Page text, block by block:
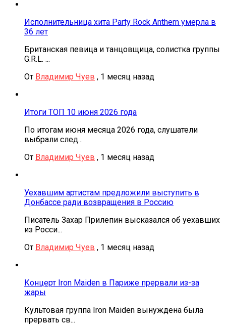
Исполнительница хита Party Rock Anthem умерла в
36 лет
Британская певица и танцовщица, солистка группы
G.R.L. ...
От Владимир Чуев , 1 месяц назад
Итоги ТОП 10 июня 2026 года
По итогам июня месяца 2026 года, слушатели
выбрали след...
От Владимир Чуев , 1 месяц назад
Уехавшим артистам предложили выступить в
Донбассе ради возвращения в Россию
Писатель Захар Прилепин высказался об уехавших
из Росси...
От Владимир Чуев , 1 месяц назад
Концерт Iron Maiden в Париже прервали из-за
жары
Культовая группа Iron Maiden вынуждена была
прервать св...